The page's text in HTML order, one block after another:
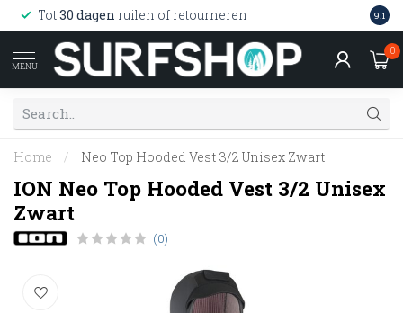
Tot30 dagen ruilen of retourneren 9.1
MENU
0
Home / Neo Top Hooded Vest 3/2 Unisex Zwart
ION Neo Top Hooded Vest 3/2 Unisex
Zwart
(0)